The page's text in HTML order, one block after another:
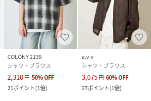
COLONY 2139
シャツ・ブラウス
2,310円 50%OFF
21ポイント(1倍)
a.v.v
シャツ・ブラウス
3,075円 60%OFF
27ポイント(1倍)